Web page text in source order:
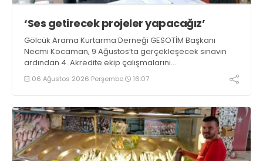
‘Ses getirecek projeler yapacağız’
Gölcük Arama Kurtarma Derneği GESOTİM Başkanı
Necmi Kocaman, 9 Ağustos’ta gerçekleşecek sınavın
ardından 4. Akredite ekip çalışmalarını
tamamlayacaklarını ifade ederek açıklamalarda
bulundu. Kocaman, “Gölcük’te ve Kocaeli genelinde ses
06 Ağustos 2026 Perşembe 16:07